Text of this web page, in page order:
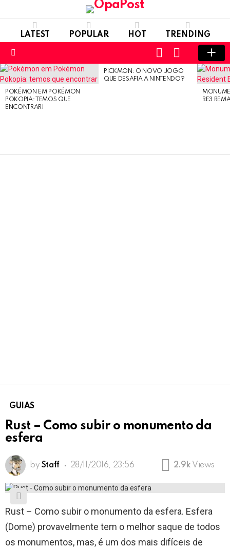
LATEST POPULAR HOT TRENDING
SWITCH
SKIN
LOGIN
LATEST
STORIES
POKÉMON EM POKÉMON
POKOPIA: TEMOS QUE
ENCONTRAR!
PICKMON: O NOVO JOGO
QUE DESAFIA A NINTENDO?
RE3
GUIAS
Rust – Como subir o monumento da
esfera
by Staff 28/11/2016, 23:56 2.9k Views
Rust – Como subir o monumento da esfera. Esfera
(Dome) provavelmente tem o melhor saque de todos
os monumentos, mas, é um dos mais difíceis de